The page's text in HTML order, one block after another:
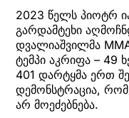
2023 წელს პიოტრ
გარდამტეხი
დვალიაშვილმა
ტემპი აკრიფა – 49
401 დარტყმა ერთ
დემონსტრაცია,
არ მოეძებნება.